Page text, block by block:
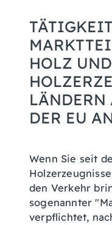
HOLZ UND
LÄNDERN
ER EU
Wenn Sie seit
den Verkehr
sogenannter
verpflichtet,